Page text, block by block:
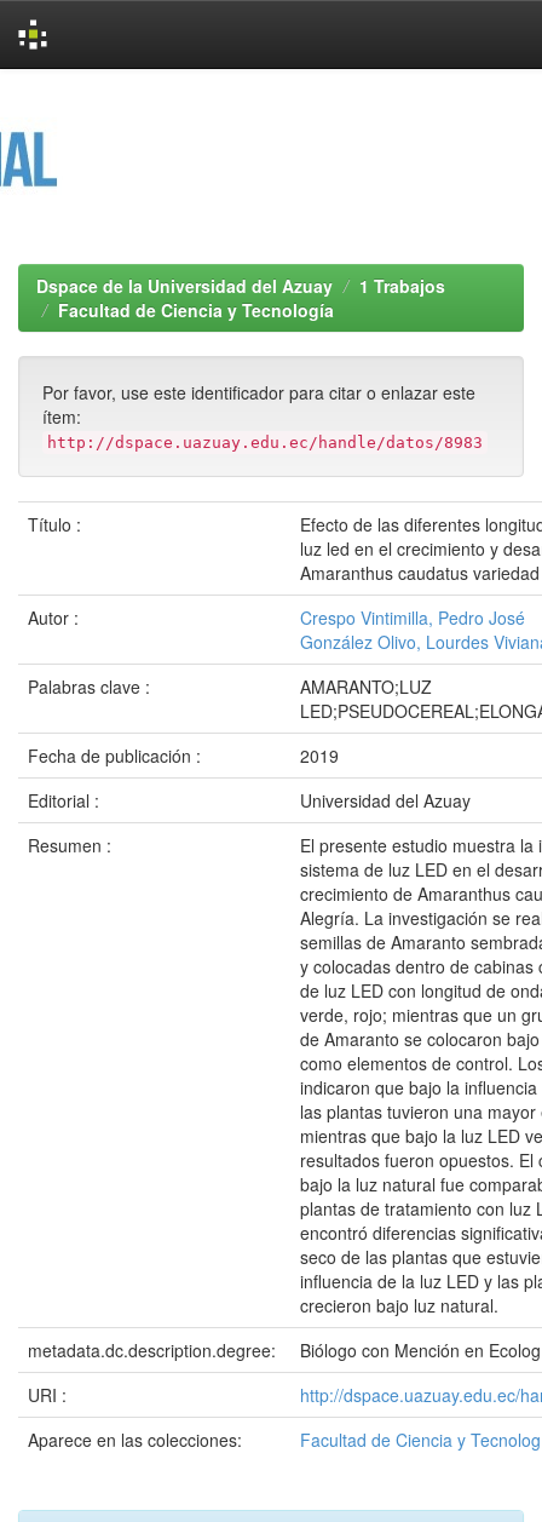
Dspace de la Universidad del Azuay
1 Trabajos
Facultad de Ciencia y Tecnología
Por favor, use este identificador para citar o enlazar este
ítem:
http://dspace.uazuay.edu.ec/handle/datos/8983
Título :
Efecto de las diferentes
luz led en el crecimiento y
Amaranthus caudatus variedad
Autor :
Crespo Vintimilla, Pedro José
González Olivo, Lourdes
Palabras clave :
AMARANTO;LUZ
Fecha de publicación :
2019
Editorial :
Universidad del Azuay
Resumen :
El presente estudio muestra la
sistema de luz LED en el
crecimiento de Amaranthus
Alegría. La investigación se
semillas de Amaranto
y colocadas dentro de cabinas
de luz LED con longitud de
verde, rojo; mientras que un
de Amaranto se colocaron
como elementos de control.
indicaron que bajo la
las plantas tuvieron una
mientras que bajo la luz LED
resultados fueron opuestos. El
bajo la luz natural fue
plantas de tratamiento con luz
encontró diferencias
seco de las plantas que
influencia de la luz LED y las
crecieron bajo luz natural.
metadata.dc.description.degree:
Biólogo con Mención en
URI :
http://dspace.uazuay.edu.ec/
Aparece en las colecciones:
Facultad de Ciencia y